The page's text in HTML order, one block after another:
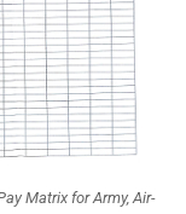
Matrix for Army, Air-